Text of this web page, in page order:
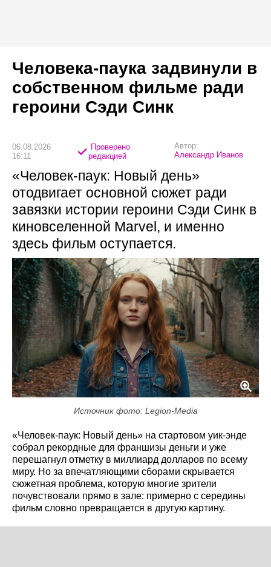
Человека-паука задвинули в
собственном фильме ради
героини Сэди Синк
06.08.2026
16:11
Проверено
редакцией
Автор:
Александр Иванов
«Человек-паук: Новый день»
отодвигает основной сюжет ради
завязки истории героини Сэди Синк в
киновселенной Marvel, и именно
здесь фильм оступается.
Источник фото: Legion-Media
«Человек-паук: Новый день» на стартовом уик-энде
собрал рекордные для франшизы деньги и уже
перешагнул отметку в миллиард долларов по всему
миру. Но за впечатляющими сборами скрывается
сюжетная проблема, которую многие зрители
почувствовали прямо в зале: примерно с середины
фильм словно превращается в другую картину.